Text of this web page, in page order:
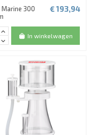
Marine 300
€ 193,94
In winkelwagen